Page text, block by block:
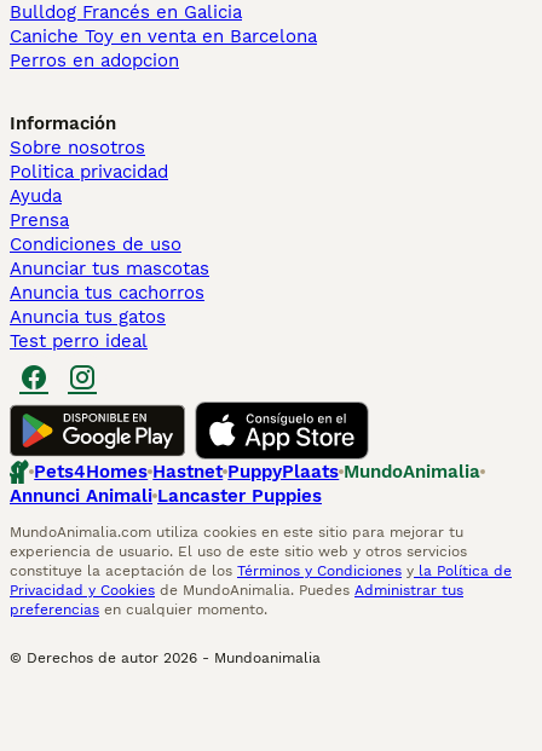
Bulldog Francés en Galicia
Caniche Toy en venta en Barcelona
Perros en adopcion
Información
Sobre nosotros
Politica privacidad
Ayuda
Prensa
Condiciones de uso
Anunciar tus mascotas
Anuncia tus cachorros
Anuncia tus gatos
Test perro ideal
Pets4Homes Hastnet PuppyPlaats MundoAnimalia
Annunci Animali Lancaster Puppies
MundoAnimalia.com utiliza cookies en este sitio para mejorar tu
experiencia de usuario. El uso de este sitio web y otros servicios
constituye la aceptación de los Términos y Condiciones y la Política de
Privacidad y Cookies de MundoAnimalia. Puedes Administrar tus
preferencias en cualquier momento.
© Derechos de autor 2026 - Mundoanimalia